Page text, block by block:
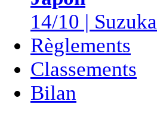
14/10 | Suzuka
Règlements
Classements
Bilan